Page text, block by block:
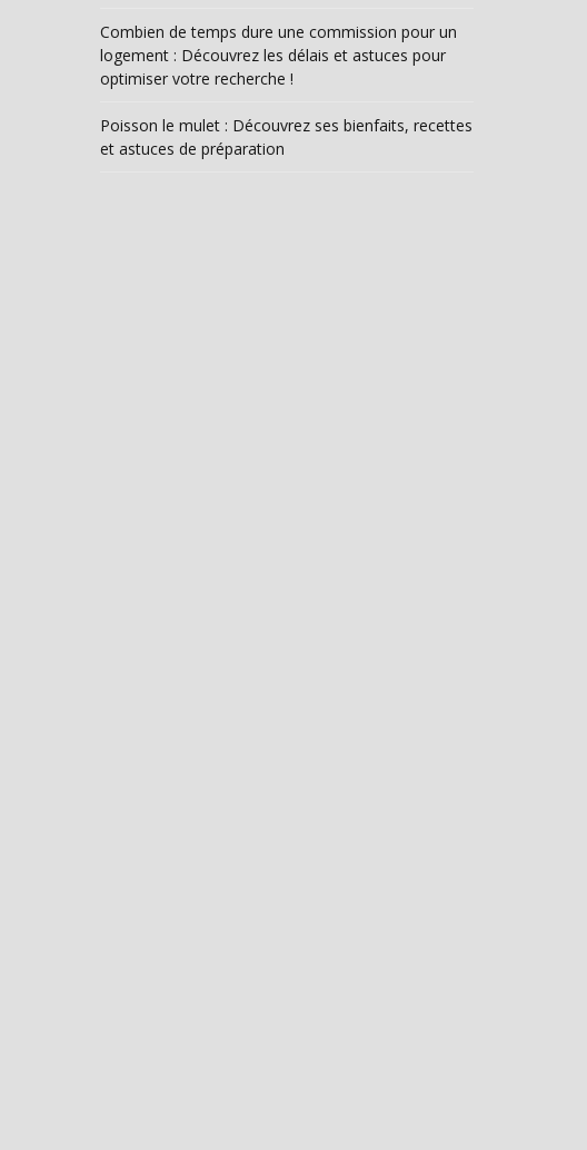
Combien de temps dure une commission pour un
logement : Découvrez les délais et astuces pour
optimiser votre recherche !
Poisson le mulet : Découvrez ses bienfaits, recettes
et astuces de préparation